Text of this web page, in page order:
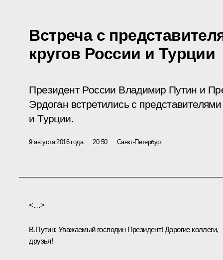
Встреча с
кругов России и Турции
Президент России Владимир Путин и
Эрдоган встретились с
и Турции.
9 августа 2016 года 20:50 Санкт-Петербург
<…>
В.Путин: Уважаемый господин Президент! Дорогие коллеги,
друзья!